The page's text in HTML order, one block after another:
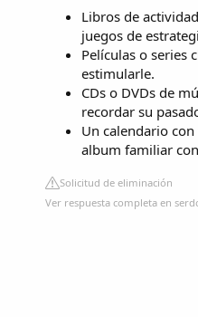
Libros de
juegos de
Películas o series
estimularle.
CDs o DVDs de
recordar su
Un calendario
album familiar
Solicitud de eliminación
Ver respuesta completa en